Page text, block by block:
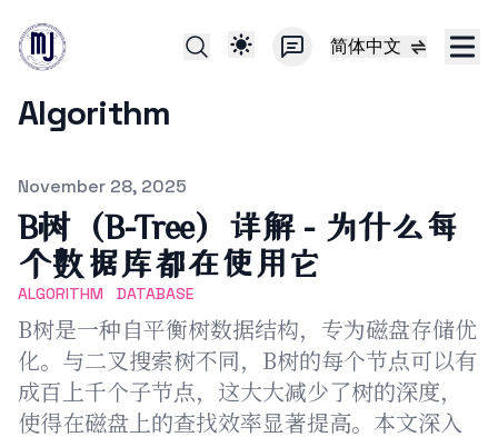
简体中文
Algorithm
Published on
November 28, 2025
B树（B-Tree）详解 - 为什么每
个数据库都在使用它
ALGORITHM DATABASE
B树是一种自平衡树数据结构，专为磁盘存储优
化。与二叉搜索树不同，B树的每个节点可以有
成百上千个子节点，这大大减少了树的深度，
使得在磁盘上的查找效率显著提高。本文深入